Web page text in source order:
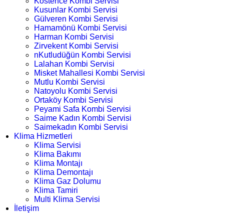
Kusunlar Kombi Servisi
Gülveren Kombi Servisi
Hamamönü Kombi Servisi
Harman Kombi Servisi
Zirvekent Kombi Servisi
nKutludüğün Kombi Servisi
Lalahan Kombi Servisi
Misket Mahallesi Kombi Servisi
Mutlu Kombi Servisi
Natoyolu Kombi Servisi
Ortaköy Kombi Servisi
Peyami Safa Kombi Servisi
Saime Kadın Kombi Servisi
Saimekadın Kombi Servisi
Klima Hizmetleri
Klima Servisi
Klima Bakımı
Klima Montajı
Klima Demontajı
Klima Gaz Dolumu
Klima Tamiri
Multi Klima Servisi
İletişim